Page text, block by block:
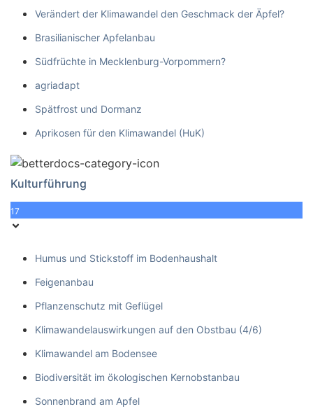
Verändert der Klimawandel den Geschmack der Äpfel?
Brasilianischer Apfelanbau
Südfrüchte in Mecklenburg-Vorpommern?
agriadapt
Spätfrost und Dormanz
Aprikosen für den Klimawandel (HuK)
Kulturführung
17
Humus und Stickstoff im Bodenhaushalt
Feigenanbau
Pflanzenschutz mit Geflügel
Klimawandelauswirkungen auf den Obstbau (4/6)
Klimawandel am Bodensee
Biodiversität im ökologischen Kernobstanbau
Sonnenbrand am Apfel